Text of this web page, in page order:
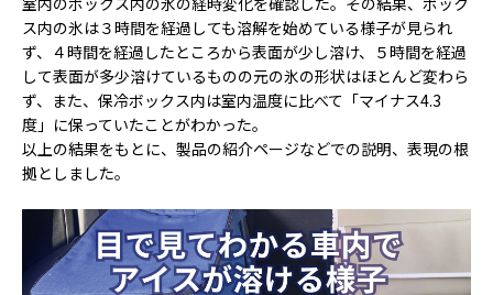
ス内の氷は３時間を経過しても溶解を始めている様子が見られ
ず、４時間を経過したところから表面が少し溶け、５時間を経過
して表面が多少溶けているものの元の氷の形状はほとんど変わら
ず、また、保冷ボックス内は室内温度に比べて「マイナス4.3
度」に保っていたことがわかった。
以上の結果をもとに、製品の紹介ページなどでの説明、表現の根
拠としました。